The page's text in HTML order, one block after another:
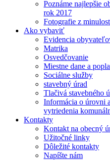
Poznáme najlepšie
rok 2017
Fotografie z
Ako vybaviť
Evidencia
Matrika
Osvedčovanie
Miestne dane a
Sociálne služby
stavebný úrad
Tlačivá stavebného
Informácia o úrovni
vytriedenia
Kontakty
Kontakt na obecný
Užitočné linky
Dôležité kontakty
Napíšte nám